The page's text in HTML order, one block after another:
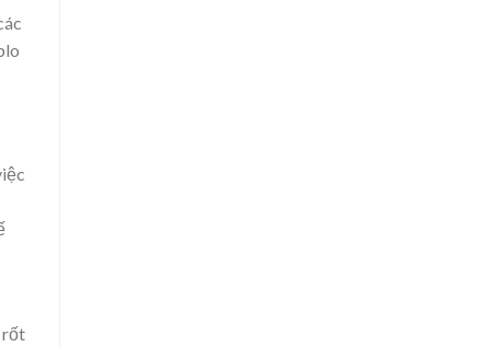
rốt